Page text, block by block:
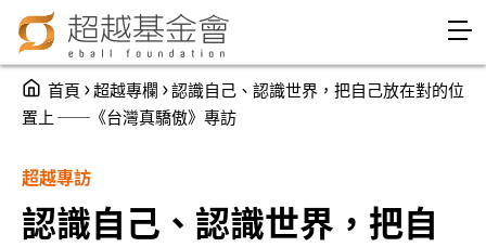
Jump to Navigation
Jump to Main content
You are here
首頁 ›超越專欄 ›認識自己、認識世界，把自己放在對的位
置上 ──《台灣真驕傲》專訪
超越專訪
認識自己、認識世界，把自